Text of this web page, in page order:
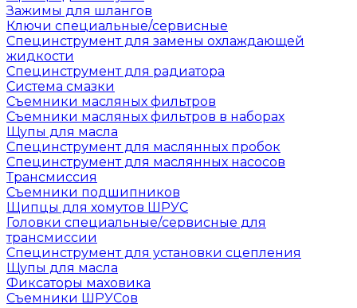
Зажимы для шлангов
Ключи специальные/сервисные
Специнструмент для замены охлаждающей
жидкости
Специнструмент для радиатора
Система смазки
Съемники масляных фильтров
Съемники масляных фильтров в наборах
Щупы для масла
Специнструмент для маслянных пробок
Специнструмент для маслянных насосов
Трансмиссия
Съемники подшипников
Щипцы для хомутов ШРУС
Головки специальные/сервисные для
трансмиссии
Специнструмент для установки сцепления
Щупы для масла
Фиксаторы маховика
Съемники ШРУСов